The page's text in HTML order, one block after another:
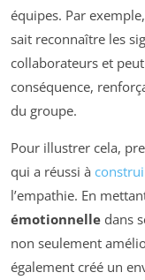
équipes. Par
sait reconnaître les
collaborateurs et
conséquence,
du groupe.
Pour illustrer cela,
qui a réussi à
l’empathie. En
émotionnelle dans
non seulement
également créé un